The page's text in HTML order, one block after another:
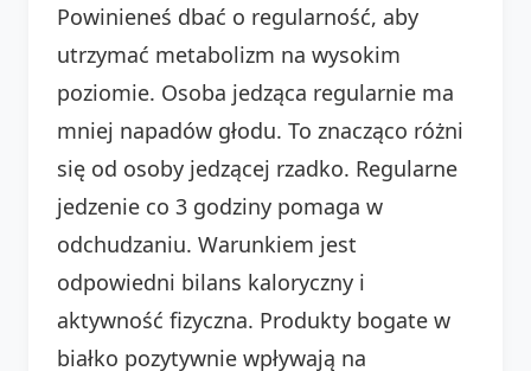
Powinieneś dbać o regularność, aby
utrzymać metabolizm na wysokim
poziomie. Osoba jedząca regularnie ma
mniej napadów głodu. To znacząco różni
się od osoby jedzącej rzadko. Regularne
jedzenie co 3 godziny pomaga w
odchudzaniu. Warunkiem jest
odpowiedni bilans kaloryczny i
aktywność fizyczna. Produkty bogate w
białko pozytywnie wpływają na